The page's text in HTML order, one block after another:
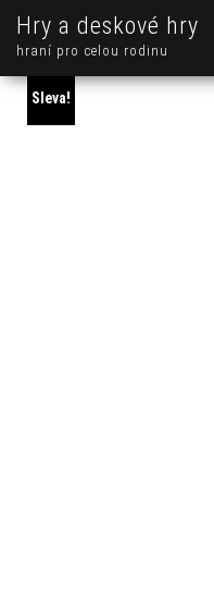
Hry a deskové hry
hraní pro celou rodinu
Sleva!